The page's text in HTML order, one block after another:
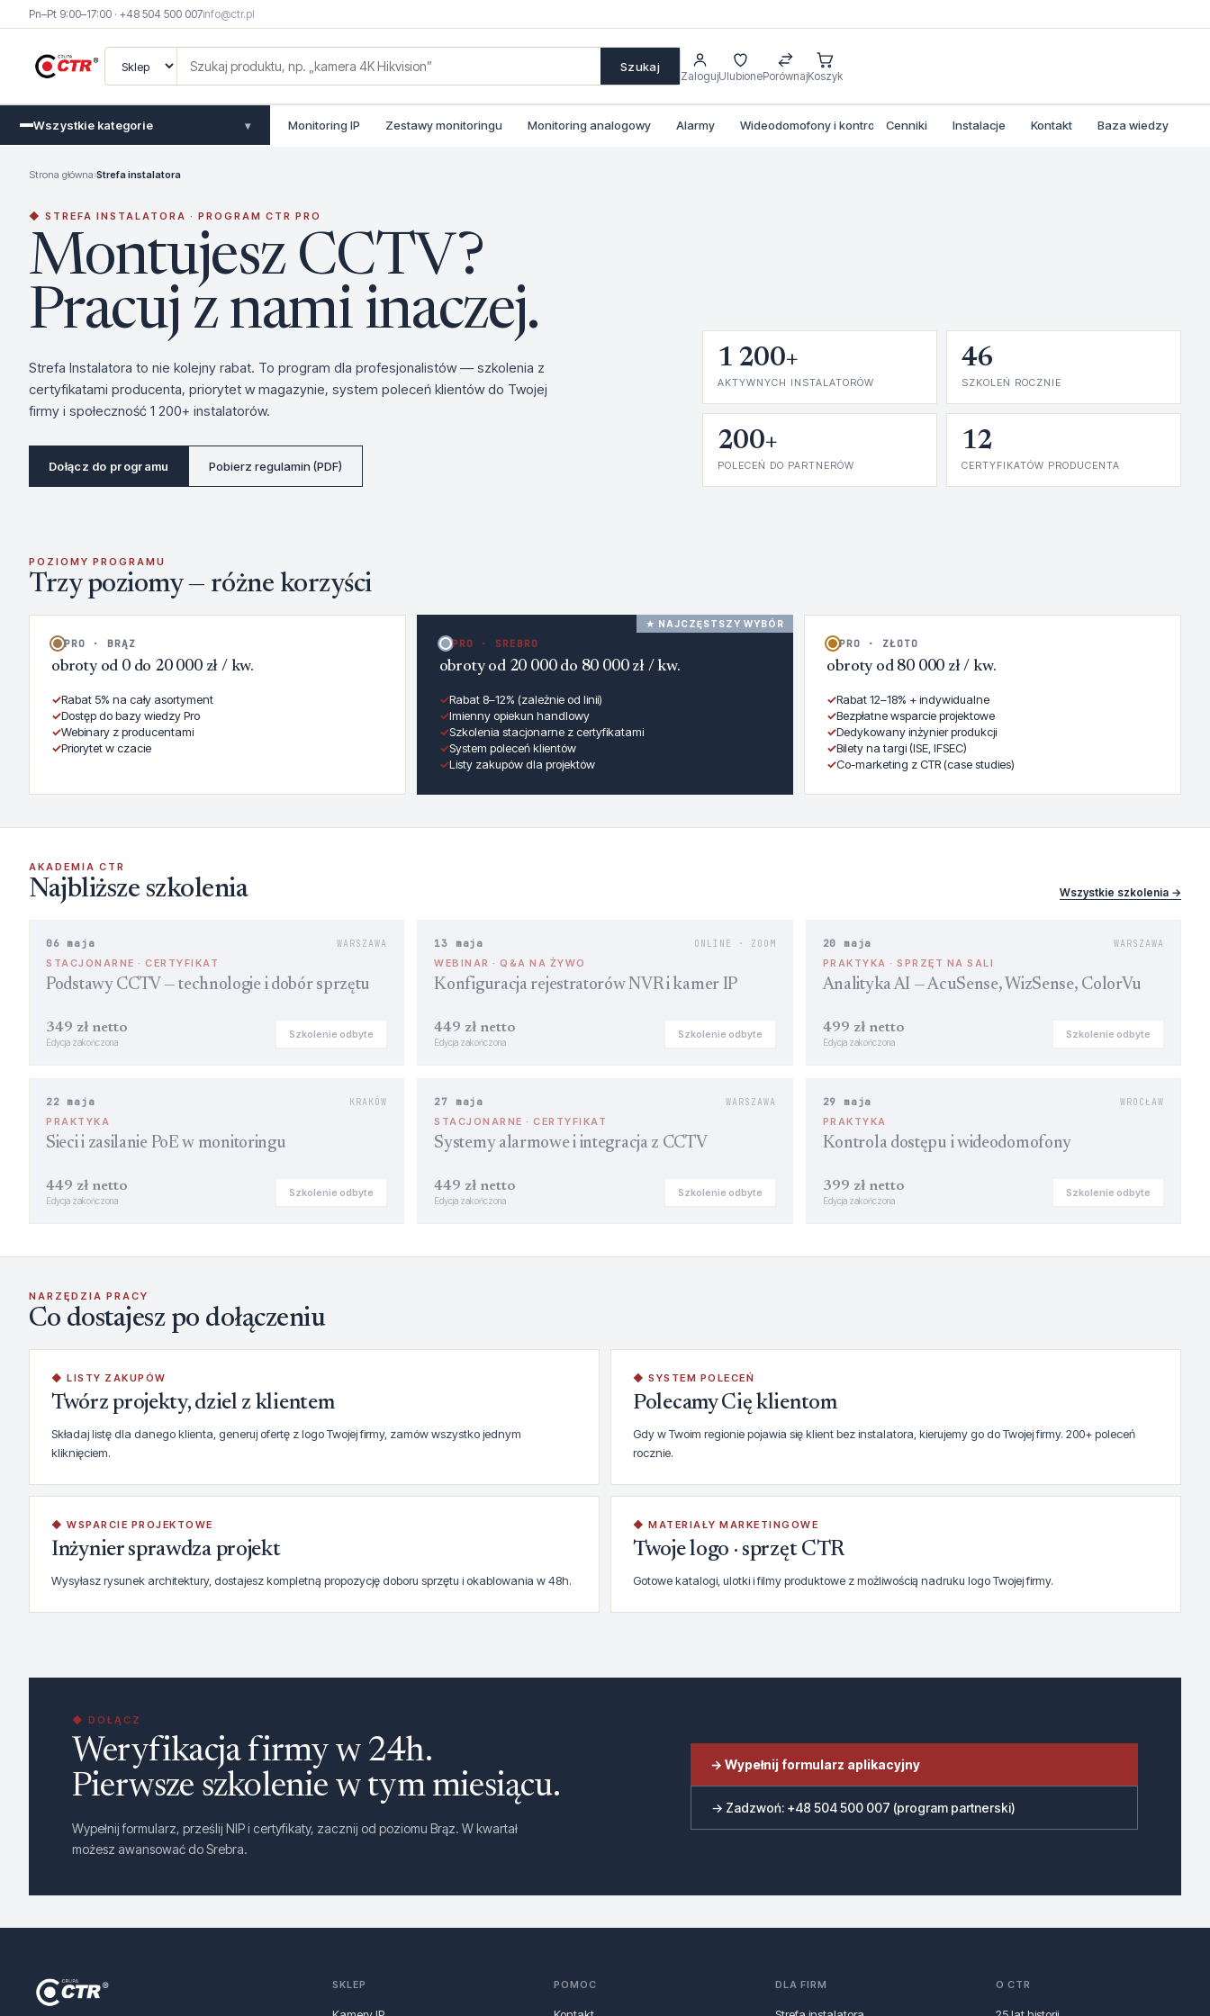
Pn–Pt 9:00–17:00 · +48 504 500 007info@ctr.pl
Szukaj
ZalogujUlubionePorównajKoszyk
Wszystkie kategorie ▾ Monitoring IP Zestawy monitoringu Monitoring analogowy Alarmy Wideodomofony i kontrola dostepu
Cenniki Instalacje Kontakt Baza wiedzy
Strona główna›Strefa instalatora
◆ STREFA INSTALATORA · PROGRAM CTR PRO
Montujesz CCTV?
Pracuj z nami inaczej.
Strefa Instalatora to nie kolejny rabat. To program dla profesjonalistów — szkolenia z
certyfikatami producenta, priorytet w magazynie, system poleceń klientów do Twojej
firmy i społeczność 1 200+ instalatorów.
Dołącz do programu Pobierz regulamin (PDF)
1 200+
AKTYWNYCH INSTALATORÓW
46
SZKOLEŃ ROCZNIE
200+
POLECEŃ DO PARTNERÓW
12
CERTYFIKATÓW PRODUCENTA
POZIOMY PROGRAMU
Trzy poziomy — różne korzyści
PRO · BRĄZ
obroty od 0 do 20 000 zł / kw.
✓Rabat 5% na cały asortyment
✓Dostęp do bazy wiedzy Pro
✓Webinary z producentami
✓Priorytet w czacie
★ NAJCZĘSTSZY WYBÓR
PRO · SREBRO
obroty od 20 000 do 80 000 zł / kw.
✓Rabat 8–12% (zależnie od linii)
✓Imienny opiekun handlowy
✓Szkolenia stacjonarne z certyfikatami
✓System poleceń klientów
✓Listy zakupów dla projektów
PRO · ZŁOTO
obroty od 80 000 zł / kw.
✓Rabat 12–18% + indywidualne
✓Bezpłatne wsparcie projektowe
✓Dedykowany inżynier produkcji
✓Bilety na targi (ISE, IFSEC)
✓Co-marketing z CTR (case studies)
AKADEMIA CTR
Najbliższe szkolenia Wszystkie szkolenia →
06 maja WARSZAWA
STACJONARNE · CERTYFIKAT
Podstawy CCTV — technologie i dobór sprzętu
349 zł netto
Edycja zakończona
Szkolenie odbyte
13 maja ONLINE · ZOOM
WEBINAR · Q&A NA ŻYWO
Konfiguracja rejestratorów NVR i kamer IP
449 zł netto
Edycja zakończona
Szkolenie odbyte
20 maja WARSZAWA
PRAKTYKA · SPRZĘT NA SALI
Analityka AI — AcuSense, WizSense, ColorVu
499 zł netto
Edycja zakończona
Szkolenie odbyte
22 maja KRAKÓW
PRAKTYKA
Sieci i zasilanie PoE w monitoringu
449 zł netto
Edycja zakończona
Szkolenie odbyte
27 maja WARSZAWA
STACJONARNE · CERTYFIKAT
Systemy alarmowe i integracja z CCTV
449 zł netto
Edycja zakończona
Szkolenie odbyte
29 maja WROCŁAW
PRAKTYKA
Kontrola dostępu i wideodomofony
399 zł netto
Edycja zakończona
Szkolenie odbyte
NARZĘDZIA PRACY
Co dostajesz po dołączeniu
◆ LISTY ZAKUPÓW
Twórz projekty, dziel z klientem
Składaj listę dla danego klienta, generuj ofertę z logo Twojej firmy, zamów wszystko jednym
kliknięciem.
◆ SYSTEM POLECEŃ
Polecamy Cię klientom
Gdy w Twoim regionie pojawia się klient bez instalatora, kierujemy go do Twojej firmy. 200+ poleceń
rocznie.
◆ WSPARCIE PROJEKTOWE
Inżynier sprawdza projekt
Wysyłasz rysunek architektury, dostajesz kompletną propozycję doboru sprzętu i okablowania w 48h.
◆ MATERIAŁY MARKETINGOWE
Twoje logo · sprzęt CTR
Gotowe katalogi, ulotki i filmy produktowe z możliwością nadruku logo Twojej firmy.
◆ DOŁĄCZ
Weryfikacja firmy w 24h.
Pierwsze szkolenie w tym miesiącu.
Wypełnij formularz, prześlij NIP i certyfikaty, zacznij od poziomu Brąz. W kwartał
możesz awansować do Srebra.
→ Wypełnij formularz aplikacyjny
→ Zadzwoń: +48 504 500 007 (program partnerski)
SKLEP POMOC DLA FIRM O CTR